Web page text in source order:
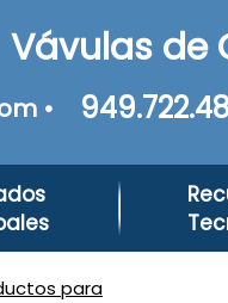
Vávulas de
•
para